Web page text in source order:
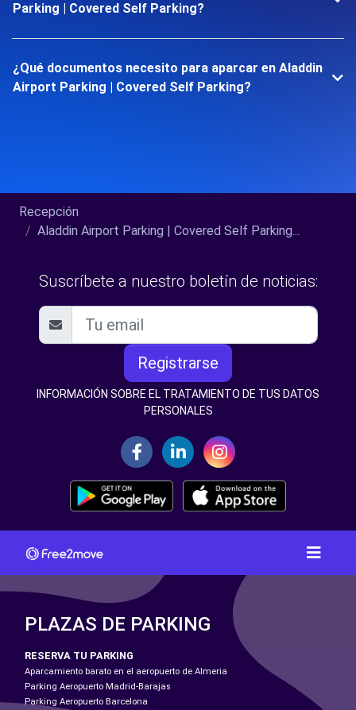
Parking | Covered Self Parking?
¿Qué documentos necesito para aparcar en Aladdin
Airport Parking | Covered Self Parking?
Recepción
Aladdin Airport Parking | Covered Self Parking...
Suscríbete a nuestro boletín de noticias:
Registrarse
INFORMACIÓN SOBRE EL TRATAMIENTO DE TUS DATOS
PERSONALES
PLAZAS DE PARKING
RESERVA TU PARKING
Aparcamiento barato en el aeropuerto de Almeria
Parking Aeropuerto Madrid-Barajas
Parking Aeropuerto Barcelona